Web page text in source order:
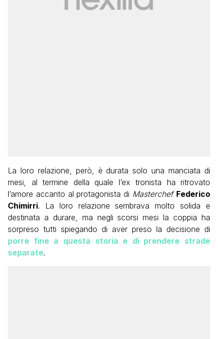
La loro relazione, però, è durata solo una manciata di
mesi, al termine della quale l’ex tronista ha ritrovato
l’amore accanto al protagonista di Masterchef Federico
Chimirri. La loro relazione sembrava molto solida e
destinata a durare, ma negli scorsi mesi la coppia ha
sorpreso tutti spiegando di aver preso la decisione di
porre fine a questa storia e di prendere strade
separate.